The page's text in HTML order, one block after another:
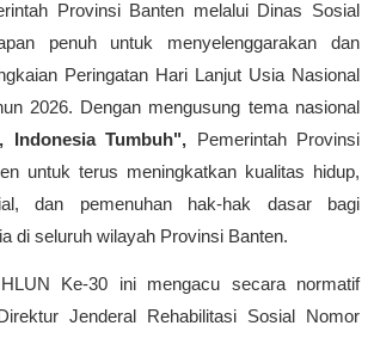
Provinsi Banten melalui Dinas Sosial
penuh untuk menyelenggarakan dan
Peringatan Hari Lanjut Usia Nasional
2026. Dengan mengusung tema nasional
Indonesia Tumbuh",
Pemerintah Provinsi
untuk terus meningkatkan kualitas hidup,
dan pemenuhan hak-hak dasar bagi
di seluruh wilayah Provinsi Banten.
HLUN Ke-30 ini mengacu secara normatif
Jenderal Rehabilitasi Sosial Nomor